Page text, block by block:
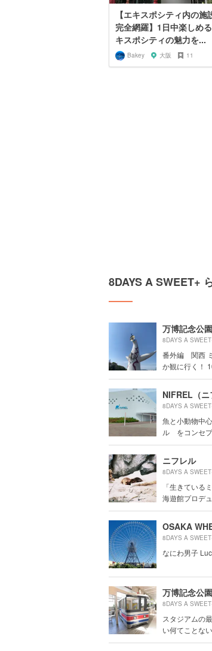
【エキスポシティ内の施
完全網羅】1日中楽しめ
キスポシティの魅力を...
Bakey 大阪 11
8DAYS A SWEET+
万博記念公園
番外編 関西
か観に行く！
NIFREL（ニ
魚と小動物中
ル をコンセ
ニフレル
「生きている
海遊館プロデ
なにわ男子
万博記念公
スタジアムの
い何てことな